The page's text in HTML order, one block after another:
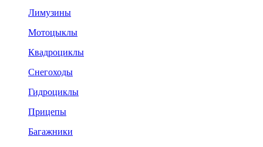
Лимузины
Мотоцыклы
Квадроциклы
Снегоходы
Гидроциклы
Прицепы
Багажники